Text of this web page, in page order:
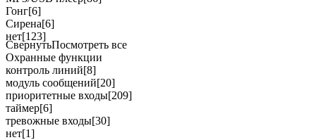
Гонг[6]
Сирена[6]
нет[123]
СвернутьПосмотреть все
Охранные функции
контроль линий[8]
модуль сообщений[20]
приоритетные входы[209]
таймер[6]
тревожные входы[30]
нет[1]